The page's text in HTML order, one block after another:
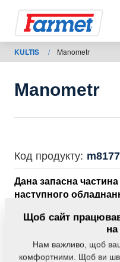
Назад
на
Farmet
Мої
машини
Завантаження
KULTIS / Manometr
Manometr
Код продукту:
Дана запасна
наступного
KULTIS
Маса:
Щоб сайт
Нам важливо, щоб
комфортними. Щоб ви